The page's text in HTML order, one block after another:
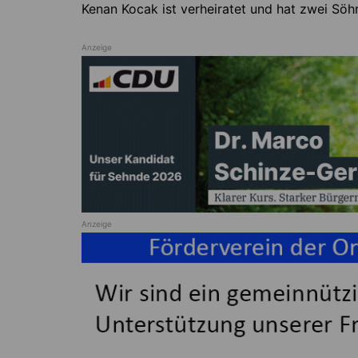
Kenan Kocak ist verheiratet und hat zwei
Anzeige
Anzeige